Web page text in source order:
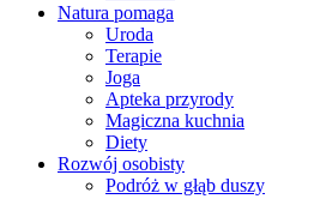
Natura pomaga
Uroda
Terapie
Joga
Apteka przyrody
Magiczna kuchnia
Diety
Rozwój osobisty
Podróż w głąb duszy